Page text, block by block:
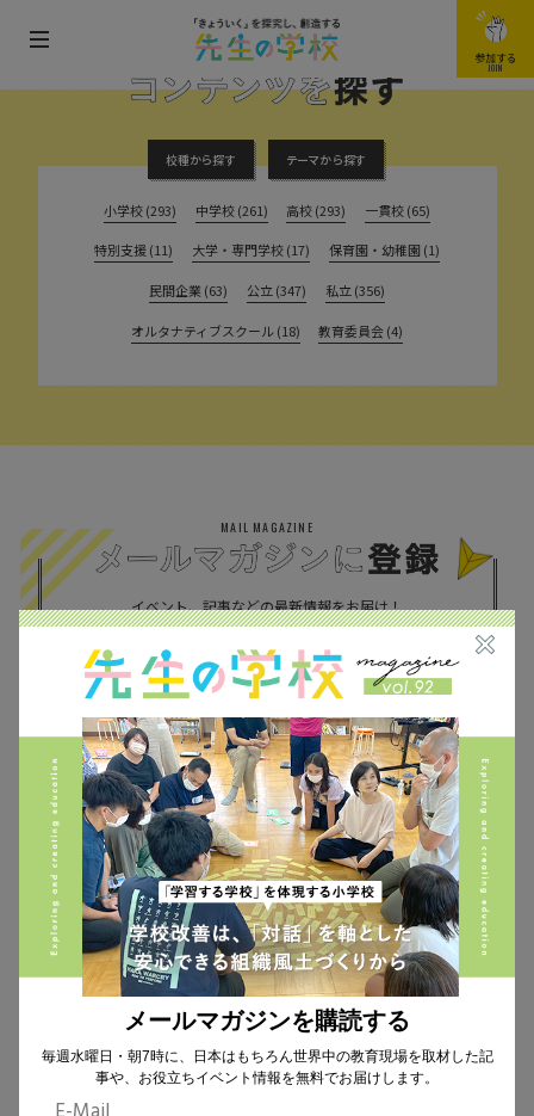
メ
ニ
参加する
JOIN
FIND THE CONTENTS
校種から探す テーマから探す
小学校 (293) 中学校 (261) 高校 (293) 一貫校 (65)
特別支援 (11) 大学・専門学校 (17) 保育園・幼稚園 (1)
民間企業 (63) 公立 (347) 私立 (356)
オルタナティブスクール (18) 教育委員会 (4)
MAIL MAGAZINE
イベント、記事などの最新情報をお届け！
個人情報の取扱 について同意します。
CHECK THE NEWS ON SNS
Facebook
メールマガジンを購読する
毎週水曜日・朝7時に、日本はもちろん世界中の教育現場を取材した記
事や、お役立ちイベント情報を無料でお届けします。